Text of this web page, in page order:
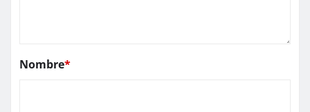
Nombre*